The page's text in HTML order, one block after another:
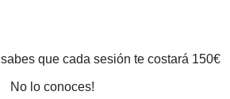
que cada sesión te costará 150€
No lo conoces!